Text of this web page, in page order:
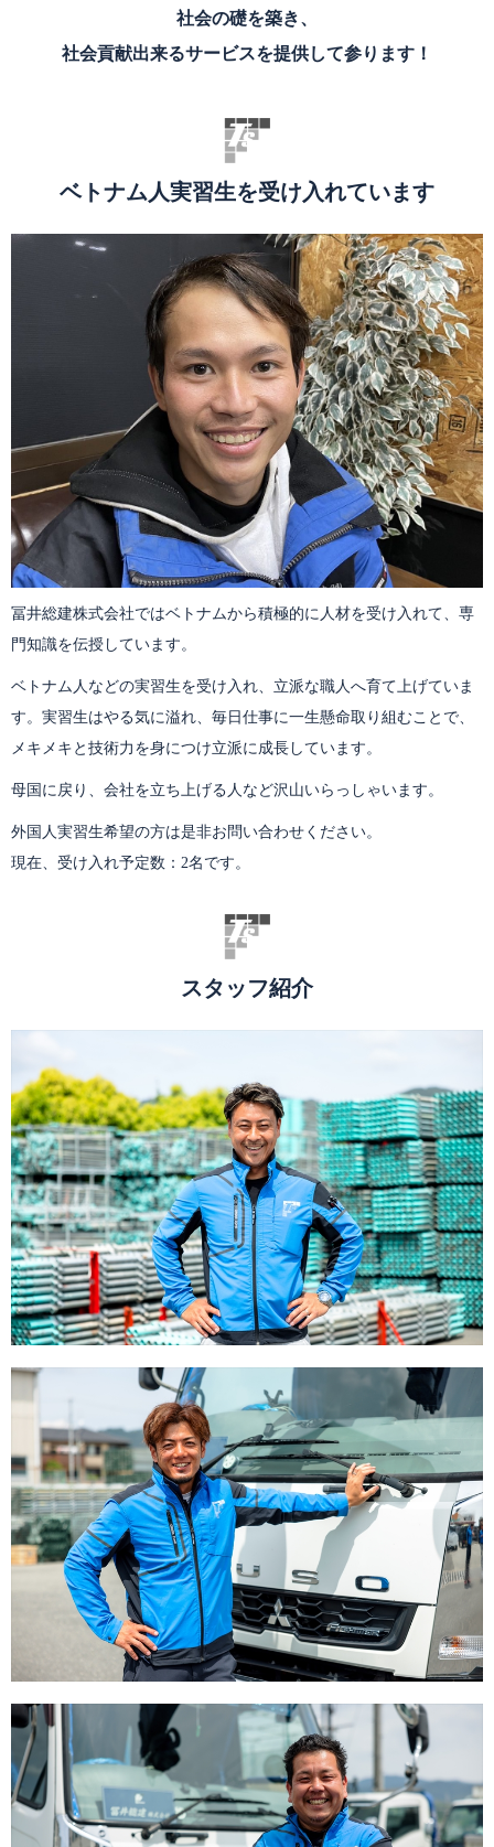
社会の礎を築き、
社会貢献出来るサービスを提供して参ります！
ベトナム人実習生を受け入れています
冨井総建株式会社ではベトナムから積極的に人材を受け入れて、専
門知識を伝授しています。
ベトナム人などの実習生を受け入れ、立派な職人へ育て上げていま
す。実習生はやる気に溢れ、毎日仕事に一生懸命取り組むことで、
メキメキと技術力を身につけ立派に成長しています。
母国に戻り、会社を立ち上げる人など沢山いらっしゃいます。
外国人実習生希望の方は是非お問い合わせください。
現在、受け入れ予定数：2名です。
スタッフ紹介